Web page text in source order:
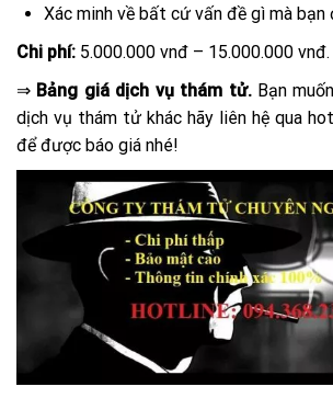
Xác minh về bất cứ vấn đề gì mà bạn
Chi phí: 5.000.000 vnđ – 15.000.000 vnđ.
⇒ Bảng giá dịch vụ thám tử.Bạn
dịch vụ thám tử khác hãy liên hệ qua
để được báo giá nhé!